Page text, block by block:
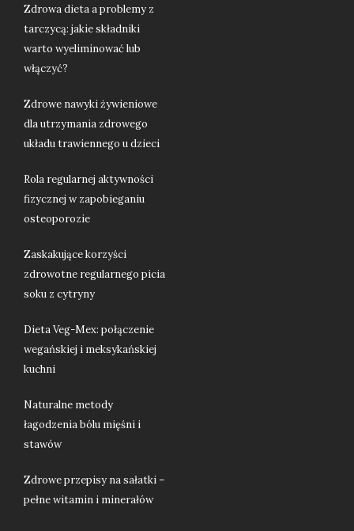
Zdrowa dieta a problemy z
tarczycą: jakie składniki
warto wyeliminować lub
włączyć?
Zdrowe nawyki żywieniowe
dla utrzymania zdrowego
układu trawiennego u dzieci
Rola regularnej aktywności
fizycznej w zapobieganiu
osteoporozie
Zaskakujące korzyści
zdrowotne regularnego picia
soku z cytryny
Dieta Veg-Mex: połączenie
wegańskiej i meksykańskiej
kuchni
Naturalne metody
łagodzenia bólu mięśni i
stawów
Zdrowe przepisy na sałatki –
pełne witamin i minerałów